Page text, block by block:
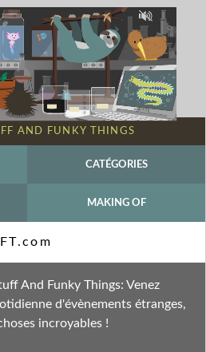
AND FUNKY THINGS
CATÉGORIES
MAKING OF
And Funky Things: Venez
d'évènements étranges,
incroyables !